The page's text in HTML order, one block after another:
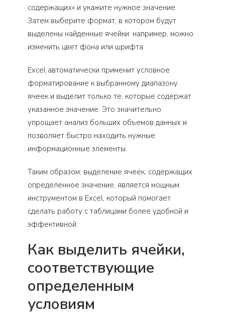
содержащих» и укажите нужное значение.
Затем выберите формат, в котором будут
выделены найденные ячейки: например, можно
изменить цвет фона или шрифта.
Excel автоматически применит условное
форматирование к выбранному диапазону
ячеек и выделит только те, которые содержат
указанное значение. Это значительно
упрощает анализ больших объемов данных и
позволяет быстро находить нужные
информационные элементы.
Таким образом, выделение ячеек, содержащих
определенное значение, является мощным
инструментом в Excel, который помогает
сделать работу с таблицами более удобной и
эффективной.
Как выделить ячейки,
соответствующие
определенным
условиям